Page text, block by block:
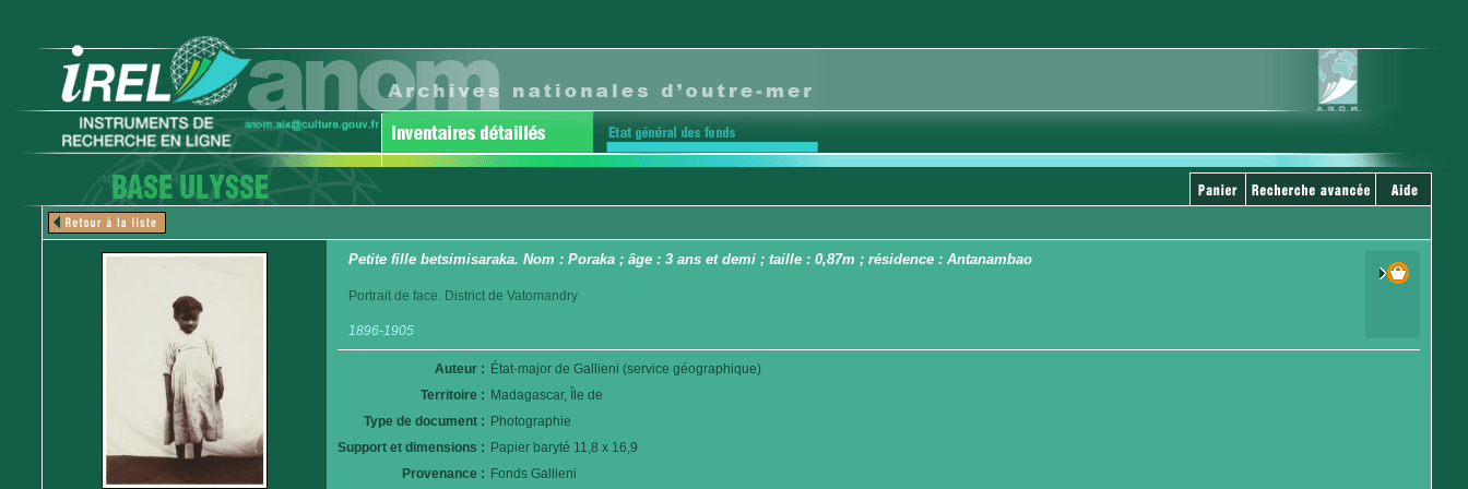
Petite fille betsimisaraka. Nom : Poraka ; âge : 3 ans et demi ; taille : 0,87m ; résidence : Antanambao
Portrait de face. District de Vatomandry
1896-1905
Auteur : État-major de Gallieni (service géographique)
Territoire : Madagascar, Île de
Type de document : Photographie
Support et dimensions : Papier baryté 11,8 x 16,9
Provenance : Fonds Gallieni